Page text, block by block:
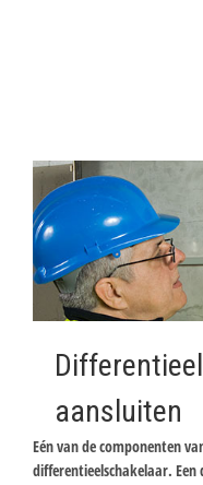
aansluiten
Eén van de componenten
differentieelschakelaar.